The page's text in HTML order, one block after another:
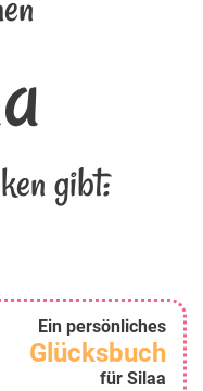
gibt:
Ein persönliches
Glücksbuch
für Silaa